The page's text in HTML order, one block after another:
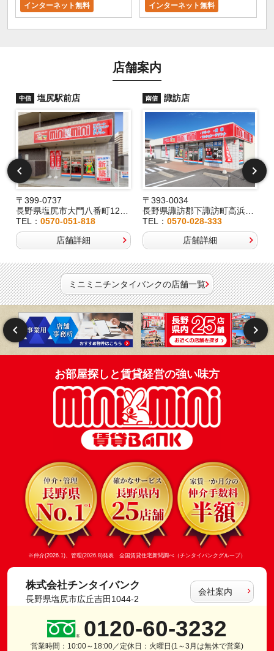
インターネット無料
インターネット無料
店舗案内
中信 塩尻駅前店
〒399-0737
長野県塩尻市大門八番町12-29
TEL： 0570-051-818
店舗詳細
南信 諏訪店
〒393-0034
長野県諏訪郡下諏訪町高浜6191-3
TEL：0570-028-333
店舗詳細
ミニミニチンタイバンクの店舗一覧
お部屋探しと賃貸経営の強い味方
※仲介(2026.1)、管理(2026.8)発表 全国賃貸住宅新聞調べ（チンタイバンクグループ）
株式会社チンタイバンク
長野県塩尻市広丘吉田1044-2
会社案内
0120-60-3232
営業時間：10:00～18:00／定休日：火曜日(1～3月は無休で営業)